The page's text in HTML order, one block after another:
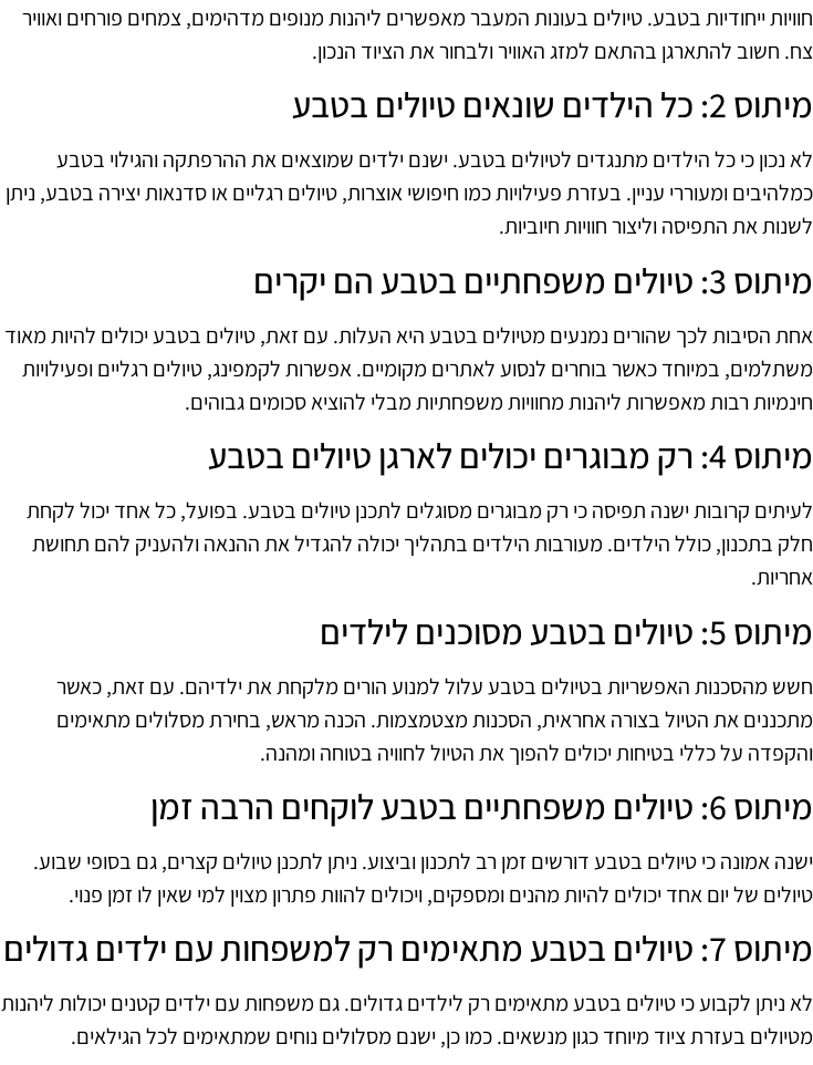
חוויות ייחודיות בטבע. טיולים בעונות המעבר מאפשרים ליהנות מנופים מדהימים, צמחים פורחים ואוויר
צח. חשוב להתארגן בהתאם למזג האוויר ולבחור את הציוד הנכון.
מיתוס 2: כל הילדים שונאים טיולים בטבע
לא נכון כי כל הילדים מתנגדים לטיולים בטבע. ישנם ילדים שמוצאים את ההרפתקה והגילוי בטבע
כמלהיבים ומעוררי עניין. בעזרת פעילויות כמו חיפושי אוצרות, טיולים רגליים או סדנאות יצירה בטבע, ניתן
לשנות את התפיסה וליצור חוויות חיוביות.
מיתוס 3: טיולים משפחתיים בטבע הם יקרים
אחת הסיבות לכך שהורים נמנעים מטיולים בטבע היא העלות. עם זאת, טיולים בטבע יכולים להיות מאוד
משתלמים, במיוחד כאשר בוחרים לנסוע לאתרים מקומיים. אפשרות לקמפינג, טיולים רגליים ופעילויות
חינמיות רבות מאפשרות ליהנות מחוויות משפחתיות מבלי להוציא סכומים גבוהים.
מיתוס 4: רק מבוגרים יכולים לארגן טיולים בטבע
לעיתים קרובות ישנה תפיסה כי רק מבוגרים מסוגלים לתכנן טיולים בטבע. בפועל, כל אחד יכול לקחת
חלק בתכנון, כולל הילדים. מעורבות הילדים בתהליך יכולה להגדיל את ההנאה ולהעניק להם תחושת
אחריות.
מיתוס 5: טיולים בטבע מסוכנים לילדים
חשש מהסכנות האפשריות בטיולים בטבע עלול למנוע הורים מלקחת את ילדיהם. עם זאת, כאשר
מתכננים את הטיול בצורה אחראית, הסכנות מצטמצמות. הכנה מראש, בחירת מסלולים מתאימים
והקפדה על כללי בטיחות יכולים להפוך את הטיול לחוויה בטוחה ומהנה.
מיתוס 6: טיולים משפחתיים בטבע לוקחים הרבה זמן
ישנה אמונה כי טיולים בטבע דורשים זמן רב לתכנון וביצוע. ניתן לתכנן טיולים קצרים, גם בסופי שבוע.
טיולים של יום אחד יכולים להיות מהנים ומספקים, ויכולים להוות פתרון מצוין למי שאין לו זמן פנוי.
מיתוס 7: טיולים בטבע מתאימים רק למשפחות עם ילדים גדולים
לא ניתן לקבוע כי טיולים בטבע מתאימים רק לילדים גדולים. גם משפחות עם ילדים קטנים יכולות ליהנות
מטיולים בעזרת ציוד מיוחד כגון מנשאים. כמו כן, ישנם מסלולים נוחים שמתאימים לכל הגילאים.